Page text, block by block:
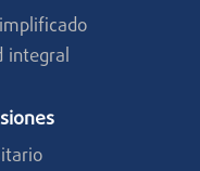
integral